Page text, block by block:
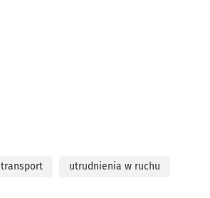
transport utrudnienia w ruchu